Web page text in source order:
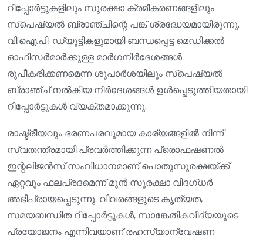
റിപ്പോർട്ടുകളിലും സുരക്ഷാ ക്രമീകരണങ്ങളിലും
സ്പെഷ്യൽ ബ്രാഞ്ചിന്റെ പങ്ക് ശ്രദ്ധേയമായിരുന്നു.
വി.ഐ.പി. ഡ്യൂട്ടികളുമായി ബന്ധപ്പെട്ട മെഡിക്കൽ
ഓഫീസർമാർക്കുള്ള മാർഗനിർദേശങ്ങൾ
രൂപീകരിക്കണമെന്ന ശുപാർശയിലും സ്പെഷ്യൽ
ബ്രാഞ്ച് നൽകിയ നിർദേശങ്ങൾ ഉൾപ്പെടുത്തിയതായി
റിപ്പോർട്ടുകൾ വ്യക്തമാക്കുന്നു.
രാഷ്ട്രീയവും ഭരണപരവുമായ കാര്യങ്ങളിൽ നിന്ന്
സ്വതന്ത്രമായി പ്രവർത്തിക്കുന്ന പ്രൊഫഷണൽ
ഇന്റലിജൻസ് സംവിധാനമാണ് പൊതുസുരക്ഷയ്ക്ക്
ഏറ്റവും ഫലപ്രദമെന്ന് മുൻ സുരക്ഷാ വിദഗ്ധർ
അഭിപ്രായപ്പെടുന്നു. വിവരങ്ങളുടെ കൃത്യത,
സമയബന്ധിത റിപ്പോർട്ടുകൾ, സാങ്കേതികവിദ്യയുടെ
പ്രയോജനം എന്നിവയാണ് രഹസ്യാന്വേഷണ